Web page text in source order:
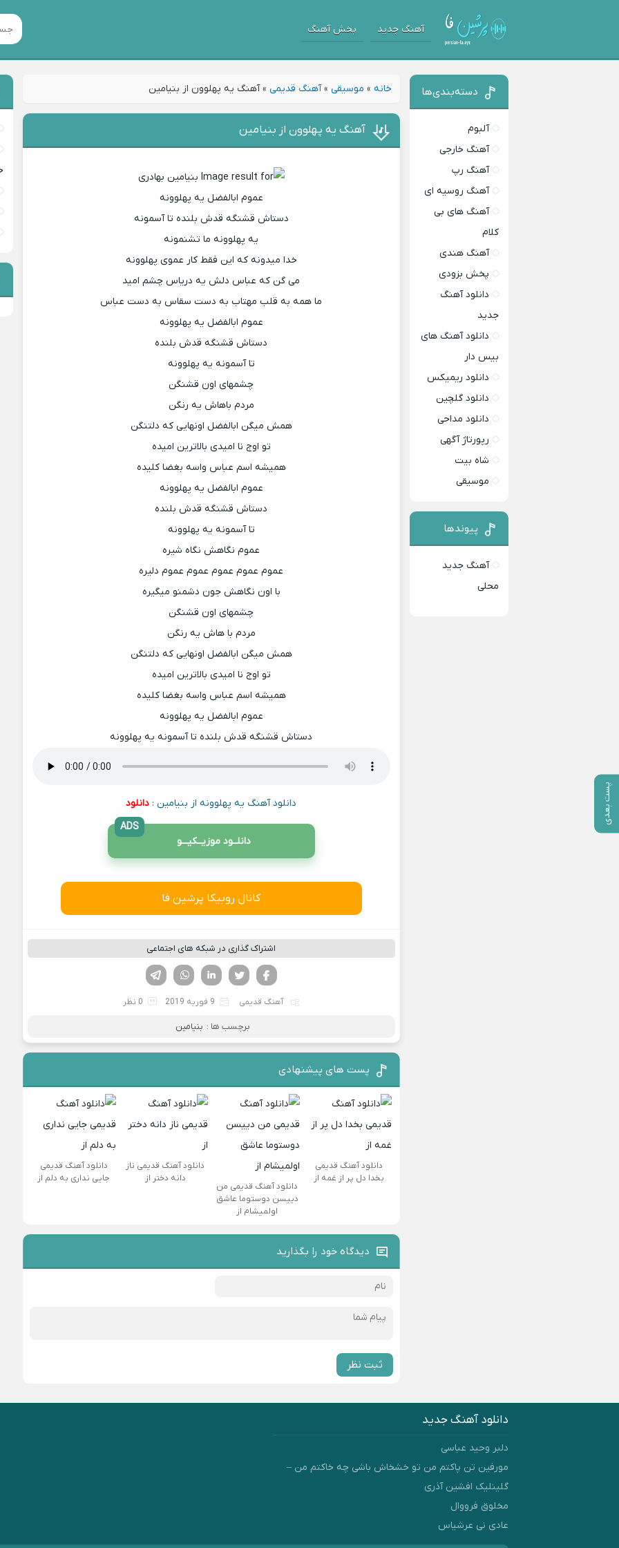
آهنگ جدید پخش آهنگ
خانه » موسیقی »آهنگ قدیمی »آهنگ یه پهلوون از بنیامین
پست بعدی
آهنگ یه پهلوون از بنیامین
عموم ابالفضل یه پهلوونه
دستاش قشنگه قدش بلنده تا آسمونه
یه پهلوونه ما تشنمونه
خدا میدونه که این فقط کار عموی پهلوونه
می گن که عباس دلش یه دریاس چشم امید
ما همه به قلب مهتاب به دست سقاس به دست عباس
عموم ابالفضل یه پهلوونه
دستاش قشنگه قدش بلنده
تا آسمونه یه پهلوونه
چشمهای اون قشنگن
مردم باهاش یه رنگن
همش میگن ابالفضل اونهایی که دلتنگن
تو اوج نا امیدی بالاترین امیده
همیشه اسم عباس واسه بغضا کلیده
عموم ابالفضل یه پهلوونه
دستاش قشنگه قدش بلنده
تا آسمونه یه پهلوونه
عموم نگاهش نگاه شیره
عموم عموم عموم عموم عموم دلیره
با اون نگاهش جون دشمنو میگیره
چشمهای اون قشنگن
مردم با هاش یه رنگن
همش میگن ابالفضل اونهایی که دلتنگن
تو اوج نا امیدی بالاترین امیده
همیشه اسم عباس واسه بغضا کلیده
عموم ابالفضل یه پهلوونه
دستاش قشنگه قدش بلنده تا آسمونه یه پهلوونه
دانلود آهنگ یه پهلوونه از بنیامین : دانلود
دانلــود موزیــکیـــو
ADS
کانال روبیکا پرشین فا
اشتراک گذاری در شبکه های اجتماعی
لینکدین تویتر
فیسوک
آهنگ قدیمی 9 فوریه 2019 0 نظر
برچسب ها : بنیامین
پست های پیشنهادی
دانلود آهنگ قدیمی
بخدا دل پر از غمه از
دانلود آهنگ قدیمی من
دییسن دوستوما عاشق
اولمیشام از
دانلود آهنگ قدیمی ناز
دانه دختر از
دانلود آهنگ قدیمی
جایی نداری به دلم از
دیدگاه خود را بگذارید
ثبت نظر
دسته‌بندی‌ها
آلبوم
آهنگ خارجی
آهنگ رپ
آهنگ روسیه ای
آهنگ های بی
کلام
آهنگ هندی
پخش بزودی
دانلود آهنگ
جدید
دانلود آهنگ های
بیس دار
دانلود ریمیکس
دانلود گلچین
دانلود مداحی
رپورتاژ آگهی
شاه بیت
موسیقی
پیوندها
آهنگ جدید
محلی
دانلود آهنگ جدید
دلبر وحید عباسی
مورفین تن پاکتم من تو خشخاش باشی چه خاکتم من –
گلینلیک افشین آذری
مخلوق فرووال
عادی نی عرشیاس